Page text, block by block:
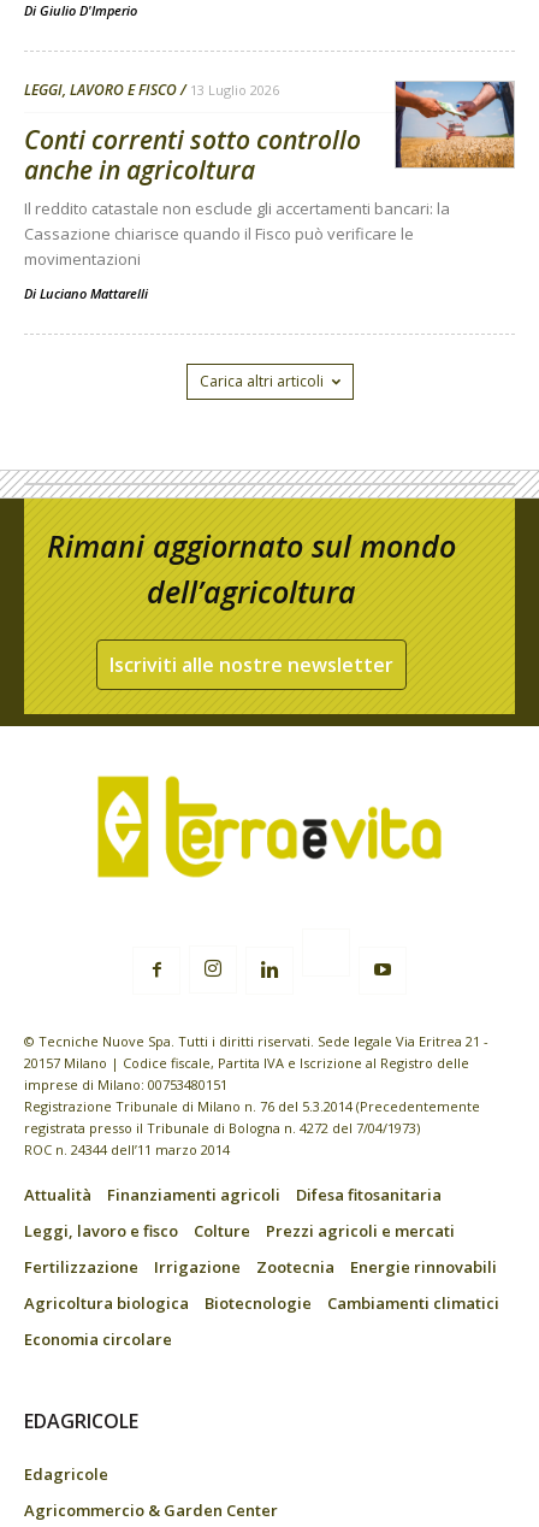
Di Giulio D'Imperio
LEGGI, LAVORO E FISCO 13 Luglio 2026
Conti correnti sotto controllo
anche in agricoltura
Il reddito catastale non esclude gli accertamenti bancari: la
Cassazione chiarisce quando il Fisco può verificare le
movimentazioni
Di Luciano Mattarelli
Carica altri articoli
Rimani aggiornato sul mondo
dell’agricoltura
Iscriviti alle nostre newsletter
© Tecniche Nuove Spa. Tutti i diritti riservati. Sede legale Via Eritrea 21 -
20157 Milano | Codice fiscale, Partita IVA e Iscrizione al Registro delle
imprese di Milano: 00753480151
Registrazione Tribunale di Milano n. 76 del 5.3.2014 (Precedentemente
registrata presso il Tribunale di Bologna n. 4272 del 7/04/1973)
ROC n. 24344 dell’11 marzo 2014
Attualità Finanziamenti agricoli
Difesa fitosanitaria
Leggi, lavoro e fisco
Colture
Prezzi agricoli e mercati
Fertilizzazione
Irrigazione Zootecnia
Energie rinnovabili
Agricoltura biologica
Biotecnologie
Cambiamenti climatici
Economia circolare
EDAGRICOLE
Edagricole
Agricommercio & Garden Center